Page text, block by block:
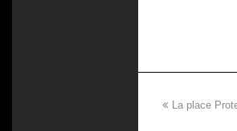
previous
La place